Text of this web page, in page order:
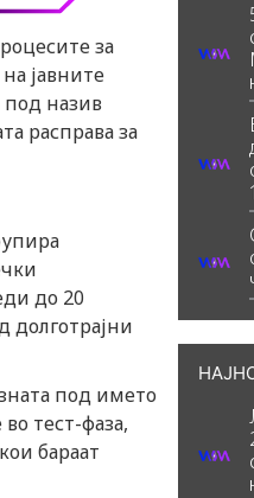
за
јавните
назив
расправа за
до 20
под името
тест-фаза,
бараат